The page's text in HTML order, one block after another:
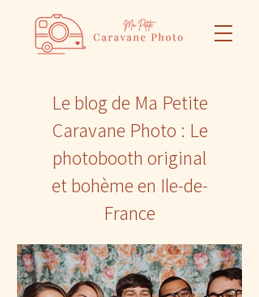
Le blog de Ma Petite
Caravane Photo : Le
photobooth original
et bohème en Ile-de-
France